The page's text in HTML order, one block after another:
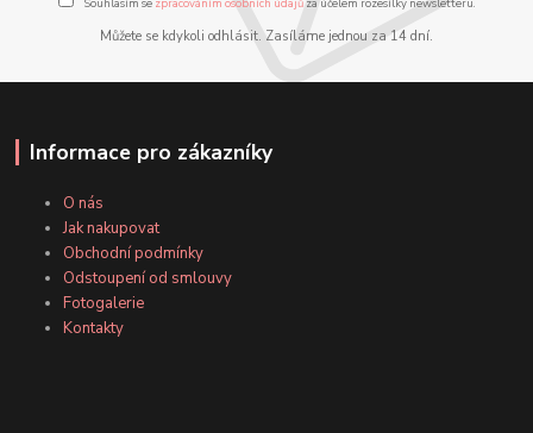
Můžete se kdykoli odhlásit. Zasíláme jednou za 14 dní.
Informace pro zákazníky
O nás
Jak nakupovat
Obchodní podmínky
Odstoupení od smlouvy
Fotogalerie
Kontakty